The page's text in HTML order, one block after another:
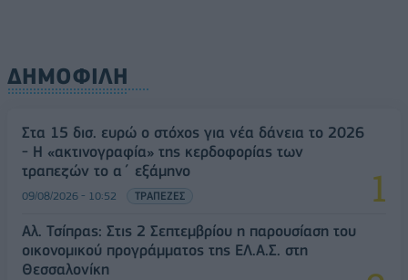
ΔΗΜΟΦΙΛΗ
Στα 15 δισ. ευρώ ο στόχος για νέα δάνεια το 2026
- Η «ακτινογραφία» της κερδοφορίας των
τραπεζών το α΄ εξάμηνο
09/08/2026 - 10:52 ΤΡΑΠΕΖΕΣ
Αλ. Τσίπρας: Στις 2 Σεπτεμβρίου η παρουσίαση του
οικονομικού προγράμματος της ΕΛ.Α.Σ. στη
Θεσσαλονίκη